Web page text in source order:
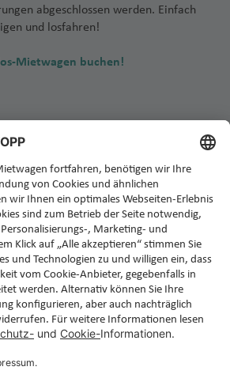
abgeschlossen werden. Einfach
und losfahren!
Mietwagen buchen!
Impressum Copyright
nach oben